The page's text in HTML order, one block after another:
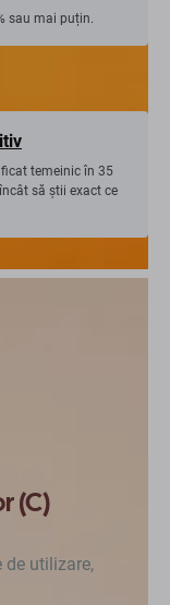
sau mai puțin.
temeinic în 35
să știi exact ce
(C)
utilizare,